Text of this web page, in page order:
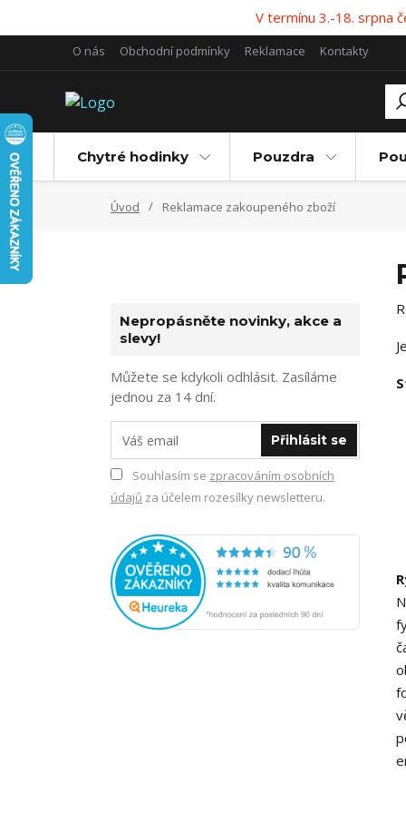
V termínu 3.-18. srpna
O nás Obchodní podmínky Reklamace Kontakty
Chytré hodinky Pouzdra
Úvod Reklamace zakoupeného zboží
Nepropásněte novinky, akce a
slevy!
Můžete se kdykoli odhlásit. Zasíláme
jednou za 14 dní.
Přihlásit se
Souhlasím se zpracováním osobních
údajů za účelem rozesílky newsletteru.